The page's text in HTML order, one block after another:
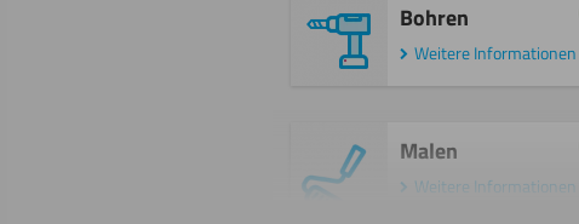
Bohren
Weitere Informationen
Malen
Weitere Informationen